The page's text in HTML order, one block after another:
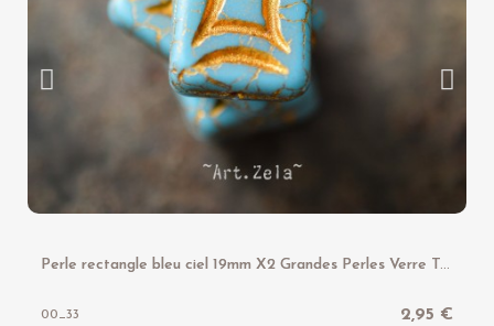
P
erle rectangle bleu ciel 19mm X2 Grandes Perles Verre Tchèque Mat
00_33 2,95 €